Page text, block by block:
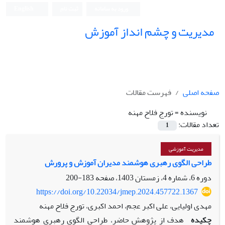
مدیریت و چشم انداز آموزش
صفحه اصلی
فهرست مقالات
نویسنده =تورج فلاح مهنه
تعداد مقالات:
1
مدیریت آموزشی
طراحی الگوی رهبری هوشمند مدیران آموزش و پرورش
دوره 6، شماره 4، زمستان 1403، صفحه
183-200
https://doi.org/10.22034/jmep.2024.457722.1367
مهدی اولیایی، علی اکبر عجم، احمد اکبری، تورج فلاح مهنه
چکیده هدف از پژوهش حاضر، طراحی الگوی رهبری هوشمند